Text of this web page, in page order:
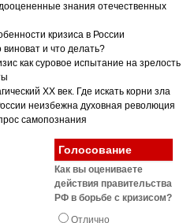
знания отечественных
кризиса в России
виноват и что делать?
как суровое испытание на зрелость
XX век. Где искать корни зла
неизбежна духовная революция
самопознания
Голосование
Как вы оцениваете
действия правительства
РФ в борьбе с кризисом?
Отлично